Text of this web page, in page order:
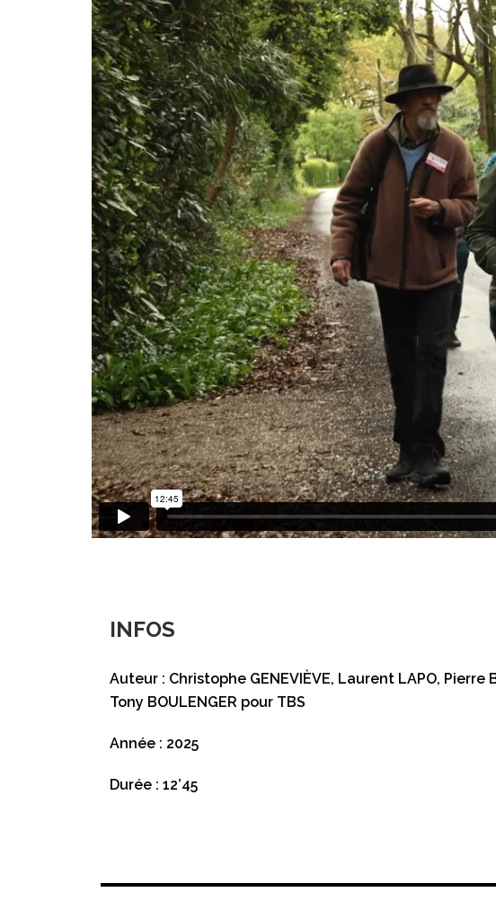
INFOS
Auteur : Christophe GENEVIÈVE, Laurent LAPO, Pierre
Tony BOULENGER pour TBS
Année : 2025
Durée : 12’45